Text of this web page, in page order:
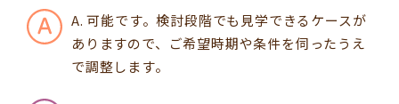
A. 可能です。検討段階でも見学できるケースが
ありますので、ご希望時期や条件を伺ったうえ
で調整します。